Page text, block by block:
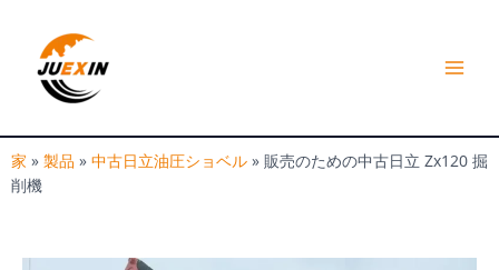
ッ
プ
レ
メ
家 » 製品 » 中古日立油圧ショベル » 販売のための中古日立 Zx120 掘
削機